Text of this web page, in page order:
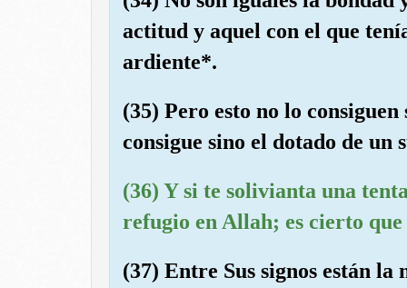
actitud y aquel con el que
ardiente*.
(35) Pero esto no lo
consigue sino el dotado de un
(36) Y si te solivianta una
refugio en Allah; es cierto que
(37) Entre Sus signos están la